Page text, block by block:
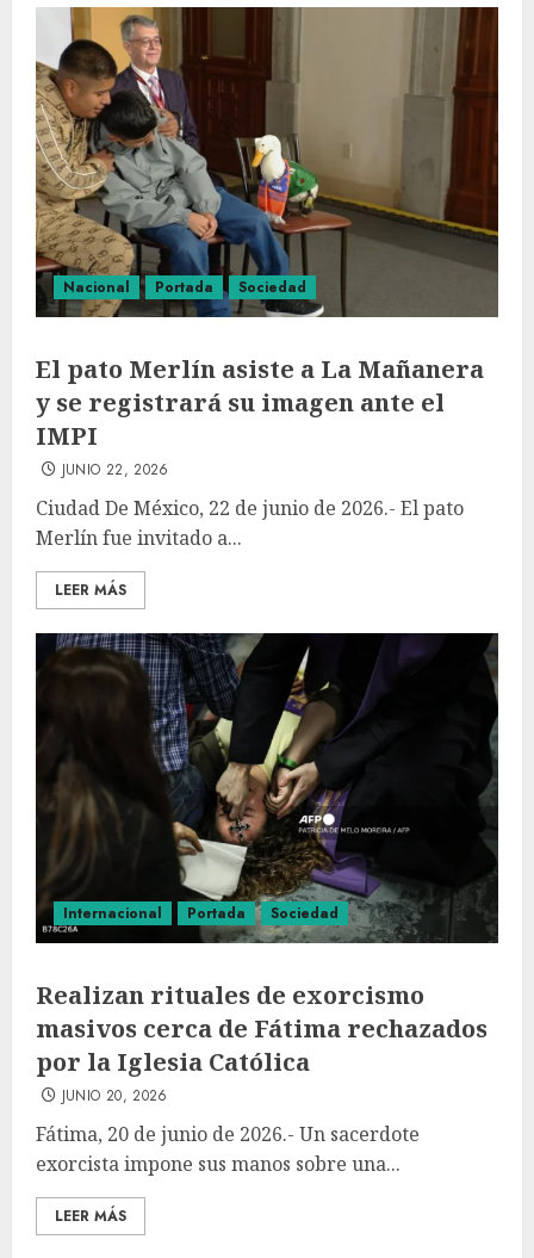
Nacional Portada Sociedad
El pato Merlín asiste a La Mañanera
y se registrará su imagen ante el
IMPI
JUNIO 22, 2026
Ciudad De México, 22 de junio de 2026.- El pato
Merlín fue invitado a...
LEER MÁS
Internacional Portada Sociedad
Realizan rituales de exorcismo
masivos cerca de Fátima rechazados
por la Iglesia Católica
JUNIO 20, 2026
Fátima, 20 de junio de 2026.- Un sacerdote
exorcista impone sus manos sobre una...
LEER MÁS